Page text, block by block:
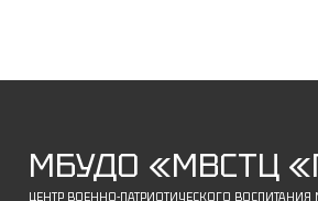
МБУДО «МВСТЦ
ЦЕНТР ВОЕННО-ПАТРИОТИЧЕСКОГО